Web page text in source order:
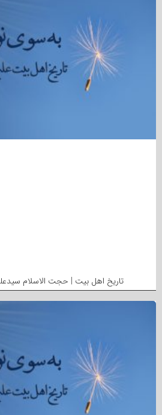
تاریخ اهل بیت | حجت الاسلام